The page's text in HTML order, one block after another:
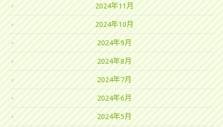
2024年11月
2024年10月
2024年9月
2024年8月
2024年7月
2024年6月
2024年5月